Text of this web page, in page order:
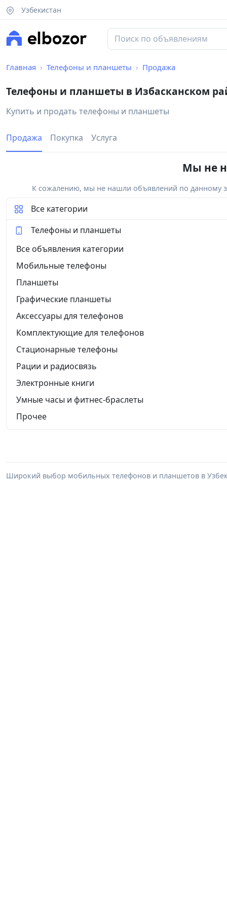
Узбекистан
Главная Телефоны и планшеты Продажа
Телефоны и планшеты в Избасканском
Купить и продать телефоны и планшеты
Продажа Покупка Услуга
Мы не
К сожалению, мы не нашли объявлений по данному
Все категории
Телефоны и планшеты
Все объявления категории
Мобильные телефоны
Планшеты
Графические планшеты
Аксессуары для телефонов
Комплектующие для телефонов
Стационарные телефоны
Рации и радиосвязь
Электронные книги
Умные часы и фитнес-браслеты
Прочее
Широкий выбор мобильных телефонов и планшетов в